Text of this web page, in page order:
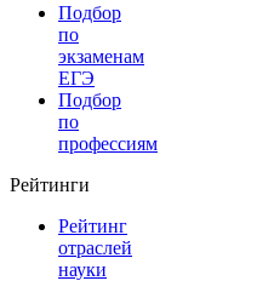
Подбор
по
экзаменам
ЕГЭ
Подбор
по
профессиям
Рейтинги
Рейтинг
отраслей
науки